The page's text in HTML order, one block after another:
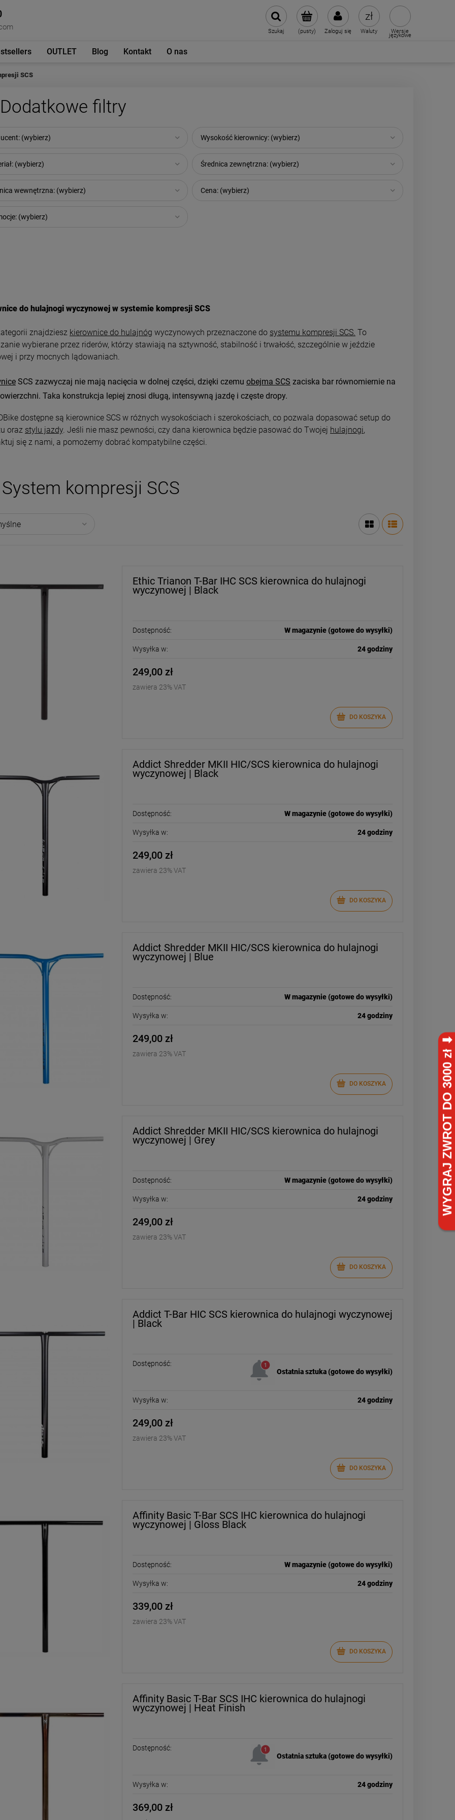
(pusty) Zaloguj się
Szukaj Waluty Wersje
językowe
OUTLET Blog Kontakt O nas
SCS
Ascend Josh Kalis
skate | Brown Olive
319,00 zł
/ 3 pary | Glacial Slate
59,00 zł
199,00 zł
Dodatkowe filtry
(wybierz) Wysokość kierownicy: (wybierz)
(wybierz) Średnica zewnętrzna: (wybierz)
wewnętrzna: (wybierz) Cena: (wybierz)
(wybierz)
do hulajnogi wyczynowej w systemie kompresji SCS
ategorii znajdziesz kierownice do hulajnóg wyczynowych przeznaczone do systemu kompresji SCS. To
wybierane przez riderów, którzy stawiają na sztywność, stabilność i trwałość, szczególnie w jeździe
i przy mocnych lądowaniach.
SCS zazwyczaj nie mają nacięcia w dolnej części, dzięki czemu obejma SCS zaciska bar równomiernie na
Taka konstrukcja lepiej znosi długą, intensywną jazdę i częste dropy.
dostępne są kierownice SCS w różnych wysokościach i szerokościach, co pozwala dopasować setup do
oraz stylu jazdy. Jeśli nie masz pewności, czy dana kierownica będzie pasować do Twojej hulajnogi,
się z nami, a pomożemy dobrać kompatybilne części.
System kompresji SCS
Ethic Trianon T-Bar IHC SCS kierownica do hulajnogi
wyczynowej | Black
Dostępność: W magazynie (gotowe do wysyłki)
Wysyłka w: 24 godziny
249,00 zł
zawiera 23% VAT
DO KOSZYKA
Addict Shredder MKII HIC/SCS kierownica do hulajnogi
wyczynowej | Black
Dostępność: W magazynie (gotowe do wysyłki)
Wysyłka w: 24 godziny
249,00 zł
zawiera 23% VAT
DO KOSZYKA
Addict Shredder MKII HIC/SCS kierownica do hulajnogi
wyczynowej | Blue
Dostępność: W magazynie (gotowe do wysyłki)
Wysyłka w: 24 godziny
249,00 zł
zawiera 23% VAT
DO KOSZYKA
Addict Shredder MKII HIC/SCS kierownica do hulajnogi
wyczynowej | Grey
Dostępność: W magazynie (gotowe do wysyłki)
Wysyłka w: 24 godziny
249,00 zł
zawiera 23% VAT
DO KOSZYKA
Addict T-Bar HIC SCS kierownica do hulajnogi wyczynowej
| Black
Dostępność:
Ostatnia sztuka (gotowe do wysyłki)
Wysyłka w: 24 godziny
249,00 zł
zawiera 23% VAT
DO KOSZYKA
Affinity Basic T-Bar SCS IHC kierownica do hulajnogi
wyczynowej | Gloss Black
Dostępność: W magazynie (gotowe do wysyłki)
Wysyłka w: 24 godziny
339,00 zł
zawiera 23% VAT
DO KOSZYKA
Affinity Basic T-Bar SCS IHC kierownica do hulajnogi
wyczynowej | Heat Finish
Dostępność:
Ostatnia sztuka (gotowe do wysyłki)
Wysyłka w: 24 godziny
369,00 zł